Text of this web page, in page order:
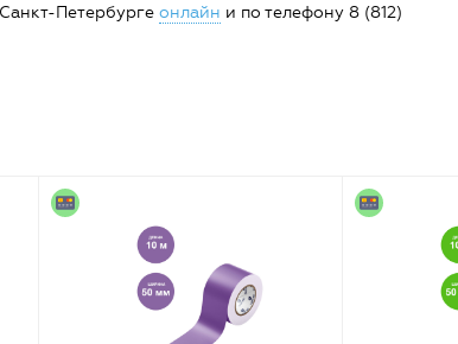
Петербурге онлайн и по телефону 8 (812)